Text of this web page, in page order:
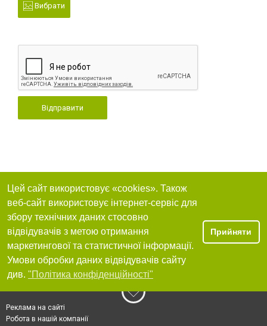
Вибрати
Відправити
Цей сайт використовує «cookies». Також
веб-сайт використовує інтернет-сервіс для
збору технічних даних стосовно
відвідувачів з метою отримання
маркетингової та статистичної інформації.
Умови обробки даних відвідувачів сайту
див. "Політика конфіденційності"
Прийняти
Реклама на сайті
Робота в нашій компанії